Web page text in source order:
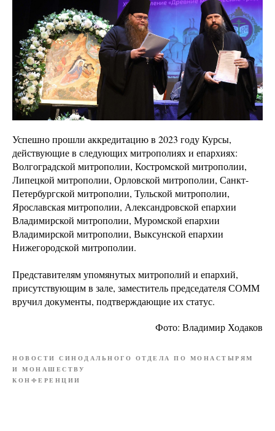
Успешно прошли аккредитацию в 2023 году Курсы,
действующие в следующих митрополиях и епархиях:
Волгоградской митрополии, Костромской митрополии,
Липецкой митрополии, Орловской митрополии, Санкт-
Петербургской митрополии, Тульской митрополии,
Ярославская митрополии, Александровской епархии
Владимирской митрополии, Муромской епархии
Владимирской митрополии, Выксунской епархии
Нижегородской митрополии.
Представителям упомянутых митрополий и епархий,
присутствующим в зале, заместитель председателя СОММ
вручил документы, подтверждающие их статус.
Фото: Владимир Ходаков
НОВОСТИ СИНОДАЛЬНОГО ОТДЕЛА ПО МОНАСТЫРЯМ
И МОНАШЕСТВУ
КОНФЕРЕНЦИИ